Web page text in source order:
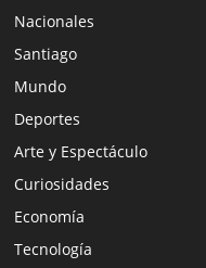
Nacionales
Santiago
Mundo
Deportes
Arte y Espectáculo
Curiosidades
Economía
Tecnología